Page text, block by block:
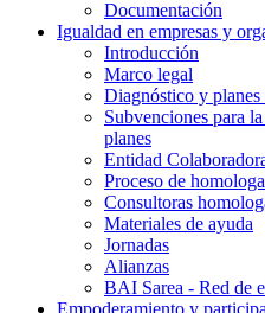
Documentación
Igualdad en empresas y
Introducción
Marco legal
Diagnóstico y planes
Subvenciones para
planes
Entidad
Proceso de
Consultoras
Materiales de ayuda
Jornadas
Alianzas
BAI Sarea - Red de
Empoderamiento y